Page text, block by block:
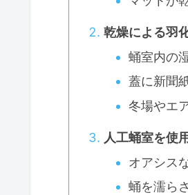
乾燥による羽
蛹室内の
蓋に新聞
冬場やエ
人工蛹室を使
オアシス
蛹を濡ら